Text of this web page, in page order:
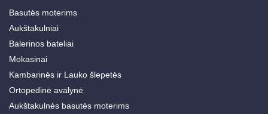
Basutės moterims
Aukštakulniai
Balerinos bateliai
Mokasinai
Kambarinės ir Lauko šlepetės
Ortopedinė avalynė
Aukštakulnės basutės moterims